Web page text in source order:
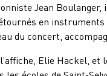
Jean
en
du concert,
Elie Hackel,